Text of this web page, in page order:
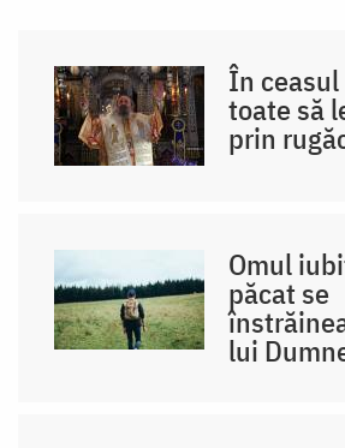
În
toate să
prin
Omul
păcat se
lui